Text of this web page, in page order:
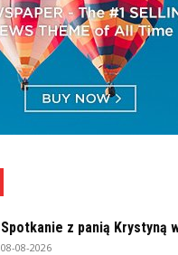
Spotkanie z panią Krystyną
08-08-2026